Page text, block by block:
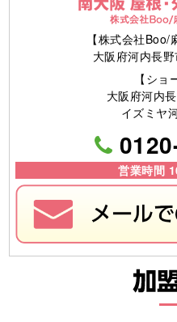
【株式会社Boo/
大阪府河内長
【ショ
大阪府河内
イズミヤ
営業時間